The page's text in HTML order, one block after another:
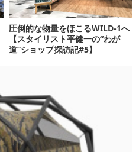
圧倒的な物量をほこるWILD-1へ
【スタイリスト平健一の“わが
道”ショップ探訪記#5】